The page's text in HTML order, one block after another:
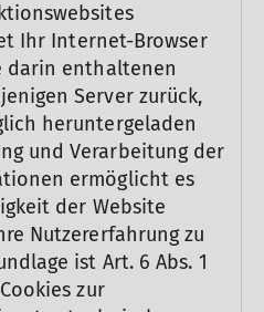
Ihr Internet-Browser
darin enthaltenen
Server zurück,
heruntergeladen
und Verarbeitung der
ermöglicht es
der Website
Nutzererfahrung zu
ist Art. 6 Abs. 1
zur